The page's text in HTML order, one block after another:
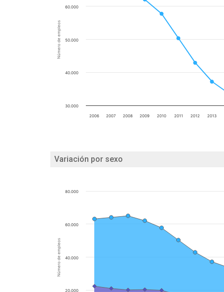
Número de empleos
2006 2007 2008 2009 2010 2011 2012 2013
30.000
40.000
50.000
60.000
Variación por sexo
Número de empleos
20.000
40.000
60.000
80.000